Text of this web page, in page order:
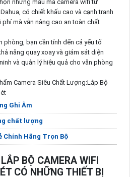
những mẫu mã camera wifi từ
có chiết khấu cao và cạnh tranh
mà vẫn nâng cao an toàn chất
phòng, bạn cần tính đến cả yếu tố
năng quay xoay và giám sát diện
và quản lý hiệu quả cho văn phòng
Camera Siêu Chất Lượng:Lắp Bộ
Ghi Âm
chất lượng
Chính Hãng Trọn Bộ
BỘ CAMERA WIFI
CÓ NHỮNG THIẾT BỊ